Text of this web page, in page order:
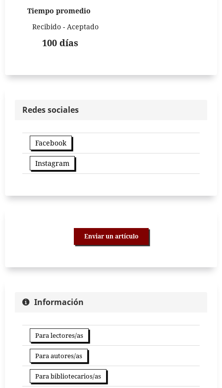
Tiempo promedio
Recibido - Aceptado
100 días
Redes sociales
Facebook
Instagram
Enviar un artículo
Información
Para lectores/as
Para autores/as
Para bibliotecarios/as